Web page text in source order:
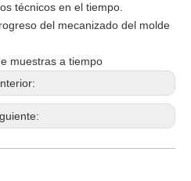
técnicos en el tiempo.
del mecanizado del molde
muestras a tiempo